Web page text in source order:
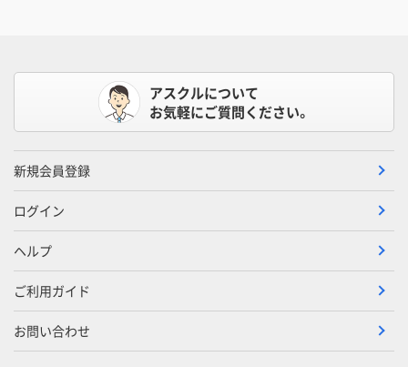
アスクルについて
お気軽にご質問ください。
新規会員登録
ログイン
ヘルプ
ご利用ガイド
お問い合わせ